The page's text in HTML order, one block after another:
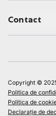
Contact
Copyright ©
Politica de
Politica de
Declarație de